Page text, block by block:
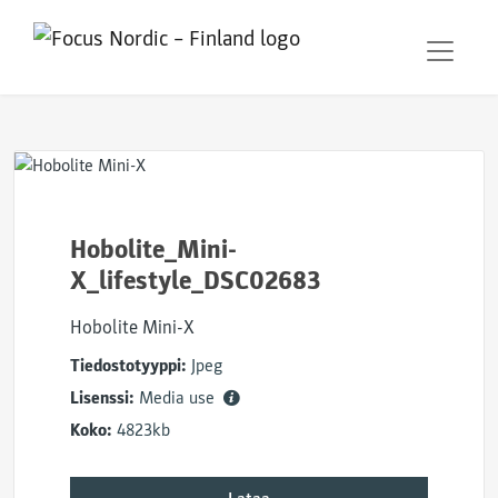
Hobolite_Mini-
X_lifestyle_DSC02683
Hobolite Mini-X
Tiedostotyyppi: Jpeg
Lisenssi: Media use
Koko: 4823kb